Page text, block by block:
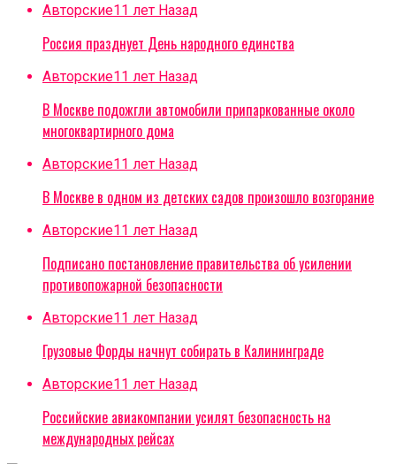
Авторские11 лет Назад
Россия празднует День народного единства
Авторские11 лет Назад
В Москве подожгли автомобили припаркованные около
многоквартирного дома
Авторские11 лет Назад
В Москве в одном из детских садов произошло возгорание
Авторские11 лет Назад
Подписано постановление правительства об усилении
противопожарной безопасности
Авторские11 лет Назад
Грузовые Форды начнут собирать в Калининграде
Авторские11 лет Назад
Российские авиакомпании усилят безопасность на
международных рейсах